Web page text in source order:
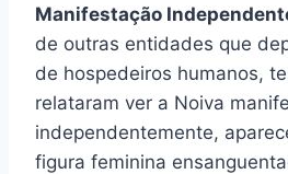
Manifestação
de outras entidades que
de hospedeiros humanos,
relataram ver a Noiva
independentemente,
figura feminina